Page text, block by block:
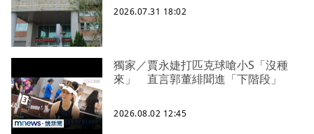
2026.07.31 18:02
獨家／賈永婕打匹克球嗆小S「沒種
來」 直言郭董緋聞進「下階段」
2026.08.02 12:45